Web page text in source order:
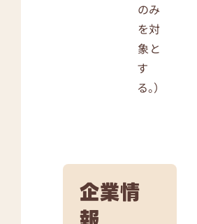
のみ
を対
象と
す
る。）
企業情